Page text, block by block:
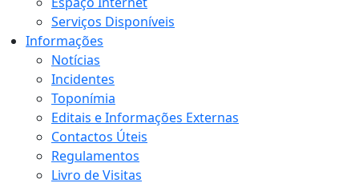
Serviços Disponíveis
Informações
Notícias
Incidentes
Toponímia
Editais e Informações Externas
Contactos Úteis
Regulamentos
Livro de Visitas